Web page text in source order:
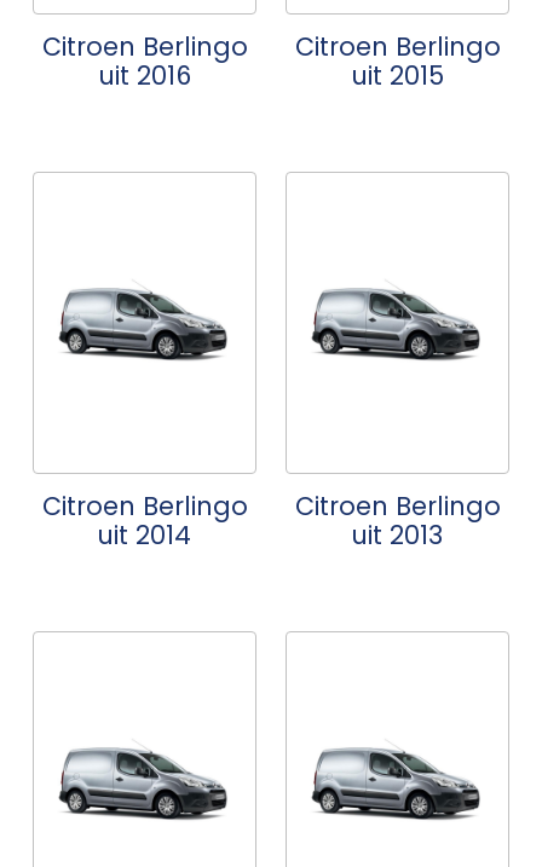
Citroen Berlingo
uit 2016
Citroen Berlingo
uit 2015
Citroen Berlingo
uit 2014
Citroen Berlingo
uit 2013